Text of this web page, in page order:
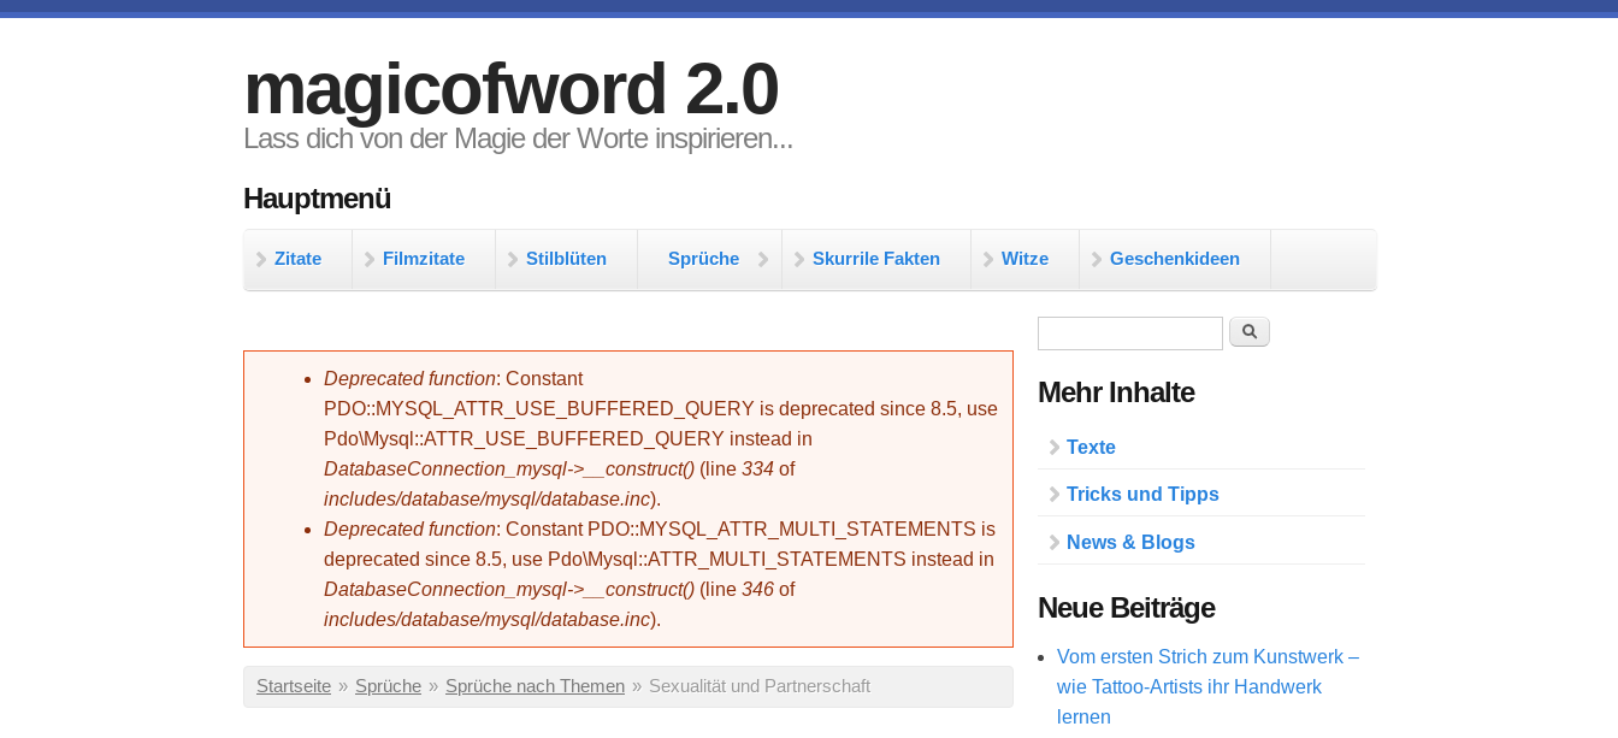
magicofword 2.0
Lass dich von der Magie der Worte inspirieren...
Hauptmenü
Zitate Filmzitate Stilblüten Sprüche Skurrile Fakten Witze Geschenkideen
Fehlermeldung
Deprecated function: Constant
PDO::MYSQL_ATTR_USE_BUFFERED_QUERY is deprecated since 8.5, use
Pdo\Mysql::ATTR_USE_BUFFERED_QUERY instead in
DatabaseConnection_mysql->__construct() (line 334 of
includes/database/mysql/database.inc).
Deprecated function: Constant PDO::MYSQL_ATTR_MULTI_STATEMENTS is
deprecated since 8.5, use Pdo\Mysql::ATTR_MULTI_STATEMENTS instead in
DatabaseConnection_mysql->__construct() (line 346 of
includes/database/mysql/database.inc).
Sie sind hier
Startseite » Sprüche » Sprüche nach Themen » Sexualität und Partnerschaft
Suche
Mehr Inhalte
Texte
Tricks und Tipps
News & Blogs
Neue Beiträge
Vom ersten Strich zum Kunstwerk –
wie Tattoo-Artists ihr Handwerk
lernen